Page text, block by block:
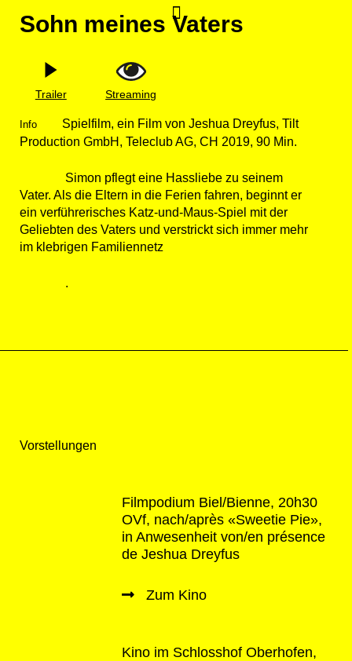
InhaltSohn meines Vaters
Info
Spielfilm, ein Film von Jeshua Dreyfus, Tilt
Production GmbH, Teleclub AG, CH 2019, 90 Min.
Simon pflegt eine Hassliebe zu seinem
Vater. Als die Eltern in die Ferien fahren, beginnt er
ein verführerisches Katz-und-Maus-Spiel mit der
Geliebten des Vaters und verstrickt sich immer mehr
im klebrigen Familiennetz
.
Trailer Streaming
Vorstellungen
Filmpodium Biel/Bienne, 20h30
OVf, nach/après «Sweetie Pie»,
in Anwesenheit von/en présence
de Jeshua Dreyfus
Zum Kino
Kino im Schlosshof Oberhofen,